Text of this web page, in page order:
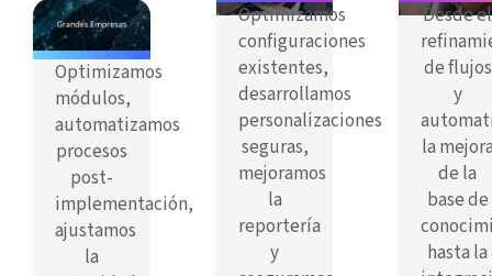
Optimizamos
módulos,
automatizamos
procesos
post-
implementación,
ajustamos
la
Optimizamos
configuraciones
existentes,
desarrollamos
personalizaciones
seguras,
mejoramos
la
reportería
y
Desde el
de flujos
y
la
de la
base de
hasta la